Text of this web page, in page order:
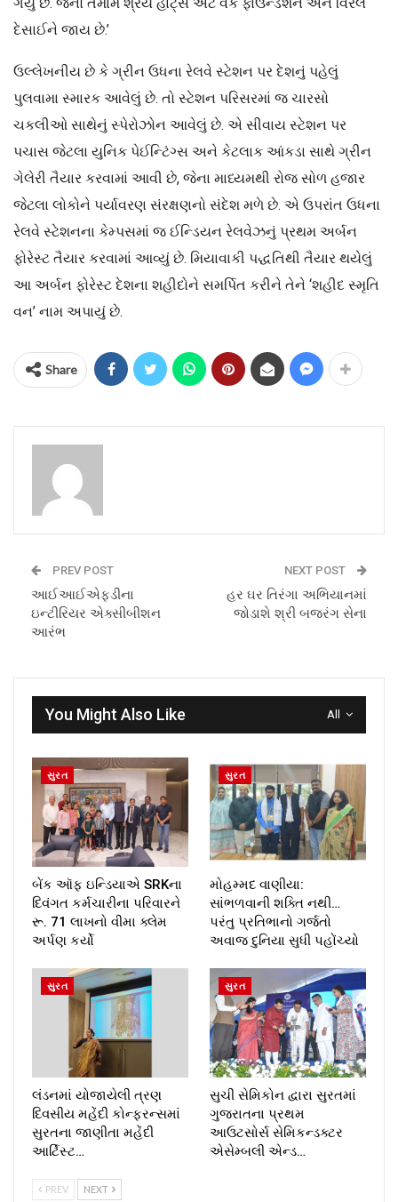
ગયું છે. જેનો તમામ શ્રેય હાર્ટ્સ એટ વર્ક ફાઉન્ડેશન અને વિરલ
દેસાઈને જાય છે.’
ઉલ્લેખનીય છે કે ગ્રીન ઉધના રેલવે સ્ટેશન પર દેશનું પહેલું
પુલવામા સ્મારક આવેલું છે. તો સ્ટેશન પરિસરમાં જ ચારસો
ચકલીઓ સાથેનું સ્પેરોઝોન આવેલું છે. એ સીવાય સ્ટેશન પર
પચાસ જેટલા યુનિક પેઈન્ટિંગ્સ અને કેટલાક આંકડા સાથે ગ્રીન
ગેલેરી તૈયાર કરવામાં આવી છે, જેના માધ્યમથી રોજ સોળ હજાર
જેટલા લોકોને પર્યાવરણ સંરક્ષણનો સંદેશ મળે છે. એ ઉપરાંત ઉધના
રેલવે સ્ટેશનના કેમ્પસમાં જ ઈન્ડિયન રેલવેઝનું પ્રથમ અર્બન
ફોરેસ્ટ તૈયાર કરવામાં આવ્યું છે. મિયાવાકી પદ્ધતિથી તૈયાર થયેલું
આ અર્બન ફોરેસ્ટ દેશના શહીદોને સમર્પિત કરીને તેને ‘શહીદ સ્મૃતિ
વન’ નામ અપાયું છે.
Share
PREV POST
આઈઆઈએફડીના
ઇન્ટીરિયર એક્સીબીશન
આરંભ
NEXT POST
હર ઘર તિરંગા અભિયાનમાં
જોડાશે શ્રી બજરંગ સેના
All
You Might Also Like
સુરત
બેંક ઑફ ઇન્ડિયાએ SRKના
દિવંગત કર્મચારીના પરિવારને
રૂ. 71 લાખનો વીમા ક્લેમ
અર્પણ કર્યો
સુરત
મોહમ્મદ વાણીયા:
સાંભળવાની શક્તિ નથી…
પરંતુ પ્રતિભાનો ગર્જતો
અવાજ દુનિયા સુધી પહોંચ્યો
સુરત
લંડનમાં યોજાયેલી ત્રણ
દિવસીય મહેંદી કોન્ફરન્સમાં
સુરતના જાણીતા મહેંદી
આર્ટિસ્ટ…
સુરત
સુચી સેમિકોન દ્વારા સુરતમાં
ગુજરાતના પ્રથમ
આઉટસોર્સ સેમિકન્ડક્ટર
એસેમ્બલી એન્ડ…
PREV NEXT